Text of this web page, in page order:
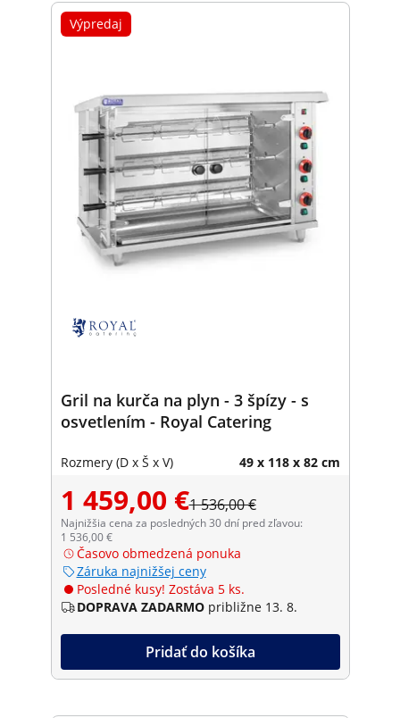
Výpredaj
Gril na kurča na plyn - 3 špízy - s
osvetlením - Royal Catering
Rozmery (D x Š x V) 49 x 118 x 82 cm
1 459,00 €1 536,00 €
Najnižšia cena za posledných 30 dní pred zľavou:
1 536,00 €
Časovo obmedzená ponuka
Záruka najnižšej ceny
Posledné kusy! Zostáva 5 ks.
DOPRAVA ZADARMO približne 13. 8.
Pridať do košíka